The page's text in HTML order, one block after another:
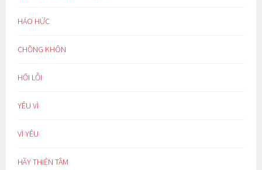
HÁO HỨC
CHỒNG KHÔN
HỐI LỖI
YÊU VÌ
VÌ YÊU
HÃY THIỆN TÂM